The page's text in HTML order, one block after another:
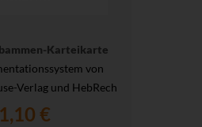
Karteikarte
von
Verlag und HebRech
1,10 €